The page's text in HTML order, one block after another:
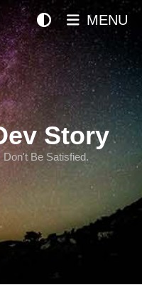
Story
Be Satisfied.
MENU